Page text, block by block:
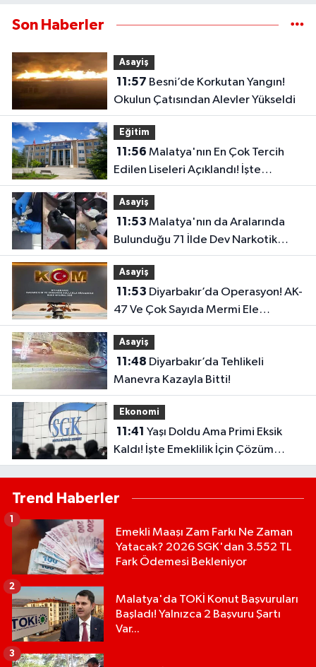
Son Haberler
Asayiş
11:57
Okulun Çatısından Alevler Yükseldi
Eğitim
11:56
Edilen Liseleri Açıklandı! İşte
Öğrencilerin İlk Tercihleri
Asayiş
11:53
Bulunduğu 71 İlde Dev Narkotik
Operasyonu: 844 Tutuklama
Asayiş
11:53
47 Ve Çok Sayıda Mermi Ele
Geçirildi
Asayiş
11:48
Manevra Kazayla Bitti!
Ekonomi
11:41
Kaldı! İşte Emeklilik İçin Çözüm
Yolları
Trend Haberler
Emekli Maaşı Zam Farkı Ne Zaman
Yatacak? 2026 SGK'dan 3.552 TL
Fark Ödemesi Bekleniyor
1
Malatya'da TOKİ Konut Başvuruları
Başladı! Yalnızca 2 Başvuru Şartı
Var...
2
3